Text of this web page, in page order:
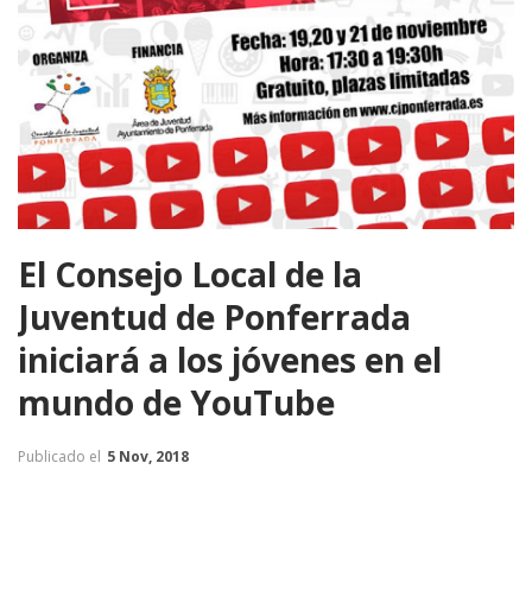
El Consejo Local de la
Juventud de Ponferrada
iniciará a los jóvenes en el
mundo de YouTube
Publicado el 5 Nov, 2018